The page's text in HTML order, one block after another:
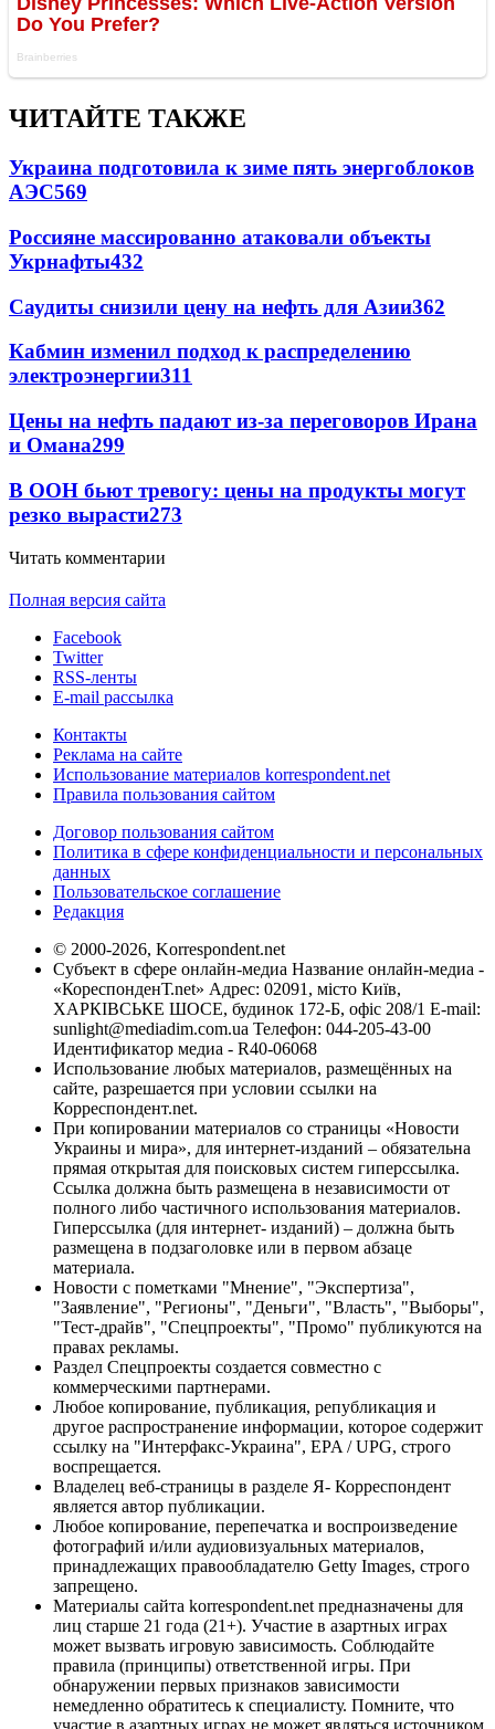
ЧИТАЙТЕ ТАКЖЕ
Украина подготовила к зиме пять энергоблоков
АЭС569
Россияне массированно атаковали объекты
Укрнафты432
Саудиты снизили цену на нефть для Азии362
Кабмин изменил подход к распределению
электроэнергии311
Цены на нефть падают из-за переговоров Ирана
и Омана299
В ООН бьют тревогу: цены на продукты могут
резко вырасти273
Читать комментарии
Полная версия сайта
Facebook
Twitter
RSS-ленты
E-mail рассылка
Контакты
Реклама на сайте
Использование материалов korrespondent.net
Правила пользования сайтом
Договор пользования сайтом
Политика в сфере конфиденциальности и персональных
данных
Пользовательское соглашение
Редакция
© 2000-2026, Korrespondent.net
Субъект в сфере онлайн-медиа Название онлайн-медиа -
«КореспонденТ.net» Адрес: 02091, місто Київ,
ХАРКІВСЬКЕ ШОСЕ, будинок 172-Б, офіс 208/1 E-mail:
sunlight@mediadim.com.ua Телефон: 044-205-43-00
Идентификатор медиа - R40-06068
Использование любых материалов, размещённых на
сайте, разрешается при условии ссылки на
Корреспондент.net.
При копировании материалов со страницы «Новости
Украины и мира», для интернет-изданий – обязательна
прямая открытая для поисковых систем гиперссылка.
Ссылка должна быть размещена в независимости от
полного либо частичного использования материалов.
Гиперссылка (для интернет- изданий) – должна быть
размещена в подзаголовке или в первом абзаце
материала.
Новости с пометками "Мнение", "Экспертиза",
"Заявление", "Регионы", "Деньги", "Власть", "Выборы",
"Тест-драйв", "Спецпроекты", "Промо" публикуются на
правах рекламы.
Раздел Спецпроекты создается совместно с
коммерческими партнерами.
Любое копирование, публикация, републикация и
другое распространение информации, которое содержит
ссылку на "Интерфакс-Украина", EPA / UPG, строго
воспрещается.
Владелец веб-страницы в разделе Я- Корреспондент
является автор публикации.
Любое копирование, перепечатка и воспроизведение
фотографий и/или аудиовизуальных материалов,
принадлежащих правообладателю Getty Images, строго
запрещено.
Материалы сайта korrespondent.net предназначены для
лиц старше 21 года (21+). Участие в азартных играх
может вызвать игровую зависимость. Соблюдайте
правила (принципы) ответственной игры. При
обнаружении первых признаков зависимости
немедленно обратитесь к специалисту. Помните, что
участие в азартных играх не может являться источником